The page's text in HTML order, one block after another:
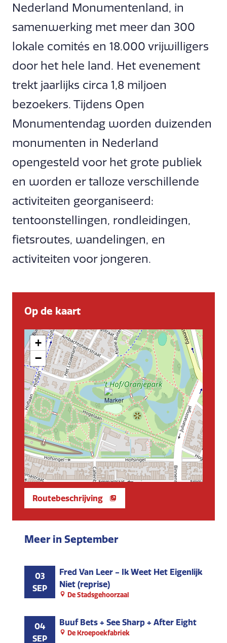
Nederland Monumentenland, in
samenwerking met meer dan 300
lokale comités en 18.000 vrijwilligers
door het hele land. Het evenement
trekt jaarlijks circa 1,8 miljoen
bezoekers. Tijdens Open
Monumentendag worden duizenden
monumenten in Nederland
opengesteld voor het grote publiek
en worden er talloze verschillende
activiteiten georganiseerd:
tentoonstellingen, rondleidingen,
fietsroutes, wandelingen, en
activiteiten voor jongeren.
Op de kaart
+
−
Routebeschrijving
Meer in September
03
SEP
Fred Van Leer - Ik Weet Het Eigenlijk
Niet (reprise)
De Stadsgehoorzaal
04
SEP
Buuf Bets + See Sharp + After Eight
De Kroepoekfabriek